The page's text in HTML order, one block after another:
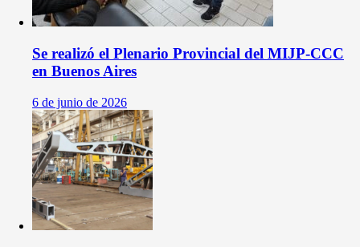
Se realizó el Plenario Provincial del MIJP-CCC
en Buenos Aires
6 de junio de 2026